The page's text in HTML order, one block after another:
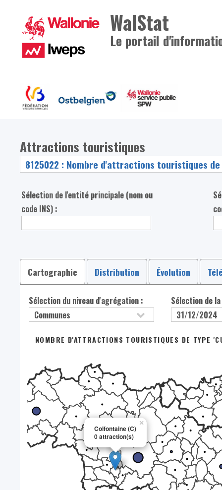
WalStat
Le portail
Attractions touristiques
Sélection de l'entité principale (nom ou
code INS) :
Cartographie Distribution Évolution
Sélection du niveau d'agrégation : Sélection de
Colfontaine (C)
0 attraction(s)
×
NOMBRE D'ATTRACTIONS TOURISTIQUES DE